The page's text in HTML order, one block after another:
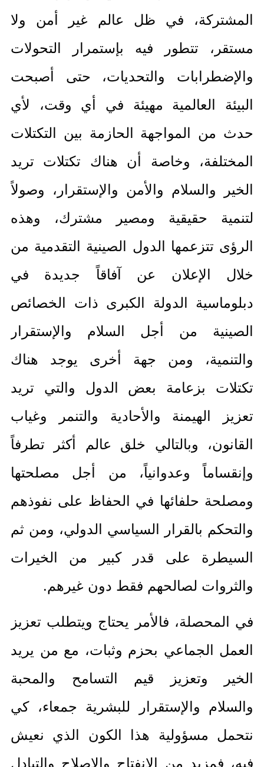
المشتركة، في ظل عالم غير أمن ولا
مستقر، تتطور فيه بإستمرار التحولات
والإضطرابات والتحديات، حتى أصبحت
البيئة العالمية مهيئة في أي وقت، لأي
حدث من المواجهة الحازمة بين التكتلات
المختلفة، وخاصة أن هناك تكتلات تريد
الخير والسلام والأمن والإستقرار، وصولاً
لتنمية حقيقية ومصير مشترك، وهذه
الرؤى تتزعمها الدول الصينية التقدمية من
خلال الإعلان عن آفاقاً جديدة في
دبلوماسية الدولة الكبرى ذات الخصائص
الصينية من أجل السلام والإستقرار
والتنمية، ومن جهة أخرى يوجد هناك
تكتلات بزعامة بعض الدول والتي تريد
تعزيز الهيمنة والأحادية والتنمر وغياب
القانون، وبالتالي خلق عالم أكثر تطرفاً
وإنقساماً وعدوانياً، من أجل مصلحتها
ومصلحة حلفائها في الحفاظ على نفوذهم
والتحكم بالقرار السياسي الدولي، ومن ثم
السيطرة على قدر كبير من الخيرات
والثروات لصالحهم فقط دون غيرهم.
في المحصلة، فالأمر يحتاج ويتطلب تعزيز
العمل الجماعي بحزم وثبات، مع من يريد
الخير وتعزيز قيم التسامح والمحبة
والسلام والإستقرار للبشرية جمعاء، كي
نتحمل مسؤولية هذا الكون الذي نعيش
فيه، فمزيد من الإنفتاح والإصلاح والتبادل